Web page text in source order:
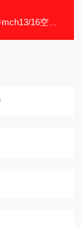
空气进气滤芯